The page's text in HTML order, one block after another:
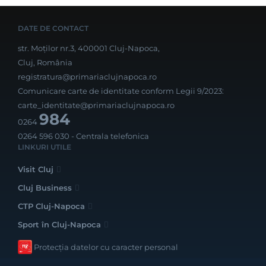
DATE DE CONTACT
str. Moților nr.3, 400001 Cluj-Napoca,
Cluj, România
registratura@primariaclujnapoca.ro
Comunicare carte de identitate conform Legii 9/2023:
carte_identitate@primariaclujnapoca.ro
0264984
0264 596 030 - Centrala telefonica
LINKURI UTILE
Visit Cluj
Cluj Business
CTP Cluj-Napoca
Sport în Cluj-Napoca
Protecția datelor cu caracter personal